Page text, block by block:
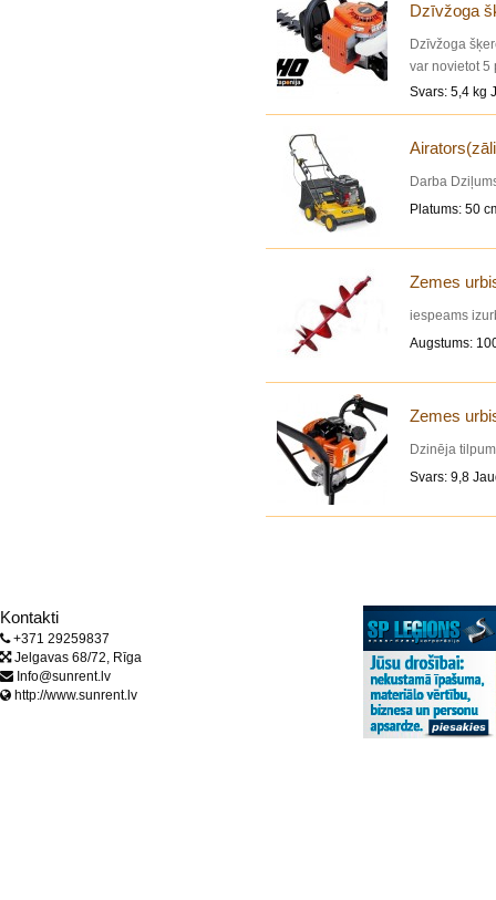
Dzīvžoga
Dzīvžoga
var novietot 5
Svars: 5,4 kg
Darba
Platums: 50
Zemes
iespeams
Augstums:
Zemes
Dzinēja
Svars: 9,8
Kontakti
+371 29259837
Jelgavas 68/72, Rīga
Info@sunrent.lv
http://www.sunrent.lv